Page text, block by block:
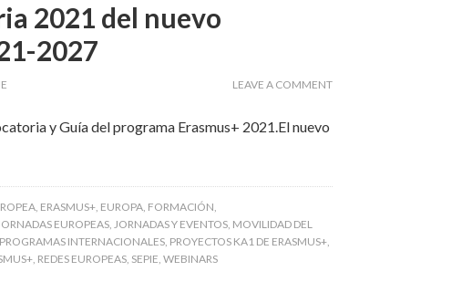
2021 del nuevo
2027
LEAVE A COMMENT
y Guía del programa Erasmus+ 2021.El nuevo
, ERASMUS+, EUROPA, FORMACIÓN,
EUROPEAS, JORNADAS Y EVENTOS, MOVILIDAD DEL
PROGRAMAS INTERNACIONALES, PROYECTOS KA1 DE ERASMUS+,
, REDES EUROPEAS, SEPIE, WEBINARS